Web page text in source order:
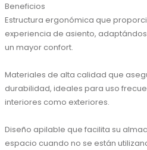
Beneficios
Estructura ergonómica que
experiencia de asiento,
un mayor confort.
Materiales de alta calidad que
durabilidad, ideales para uso
interiores como exteriores.
Diseño apilable que facilita su
espacio cuando no se están